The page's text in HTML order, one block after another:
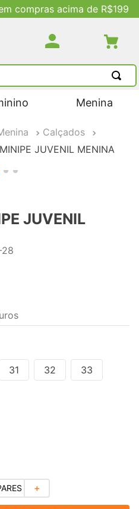
compras acima de R$199
Menina
Calçados
JUVENIL MENINA
JUVENIL
31 32 33
＋